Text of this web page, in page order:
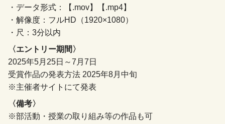
・データ形式：【.mov】【.mp4】
・解像度：フルHD（1920×1080）
・尺：3分以内
〈エントリー期間〉
2025年5月25日～7月7日
受賞作品の発表方法 2025年8月中旬
※主催者サイトにて発表
〈備考〉
※部活動・授業の取り組み等の作品も可